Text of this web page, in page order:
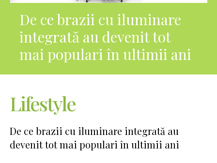
De ce brazii cu iluminare
integrată au devenit tot
mai populari în ultimii ani
Lifestyle
De ce brazii cu iluminare integrată au
devenit tot mai populari în ultimii ani